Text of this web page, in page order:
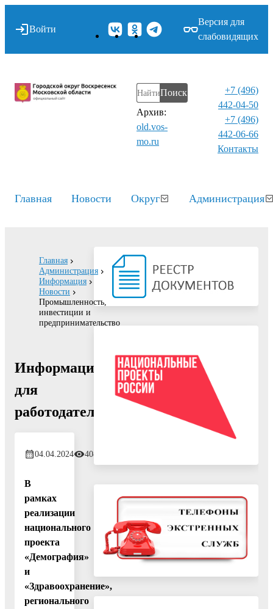
Войти
Версия для
слабовидящих
Поиск
Архив:
old.vos-
mo.ru
+7 (496)
442-04-50
+7 (496)
442-06-66
Контакты⁠
Главная Новости Округ Администрация
Главная
Администрация
Информация
Новости
Промышленность,
инвестиции и
предпринимательство
Информация
для
работодателей!
04.04.2024 408
В
рамках
реализации
национального
проекта
«Демография»
и
«Здравоохранение»,
регионального